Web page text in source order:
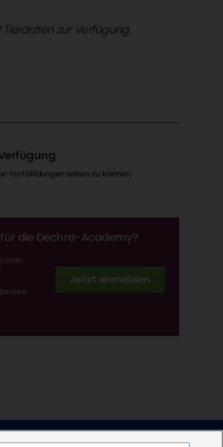
zur Verfügung.
Fortbilldungen sehen zu können.
die Dechra-Academy?
über
Jetzt anmelden
Zum Kontaktformular Tel.: 05572 / 40242-55